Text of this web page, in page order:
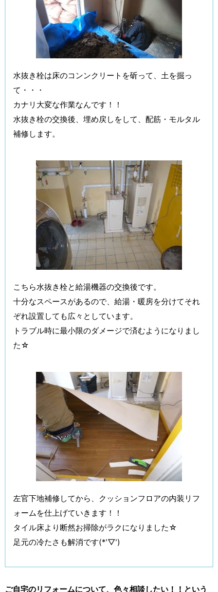
水抜き栓は床のコンンクリートを斫って、土を掘っ
て・・・
カナリ大変な作業なんです！！
水抜き栓の交換後、埋め戻しをして、配筋・モルタル
補修します。
こちら水抜き栓と給湯機器の交換後です。
十分なスペースがあるので、給湯・暖房を分けてそれ
ぞれ設置しても広々としています。
トラブル時に最小限のダメージで済むようになりまし
た☆
左官下地補修してから、クッションフロアの内装リフ
ォームを仕上げていきます！！
タイル床より断然お掃除がラクになりました☆
足元の冷たさも解消です(*'▽')
ご自宅のリフォームについて、色々相談したい！！という